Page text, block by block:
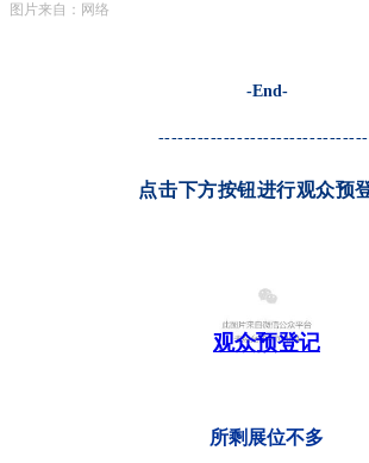
图片来自： 网络
-End-
点击下方按钮进行观众预
观众预登记
所剩展位不多